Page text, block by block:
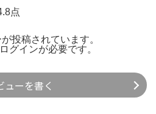
点
投稿されています。
ログインが必要です。
ューを書く